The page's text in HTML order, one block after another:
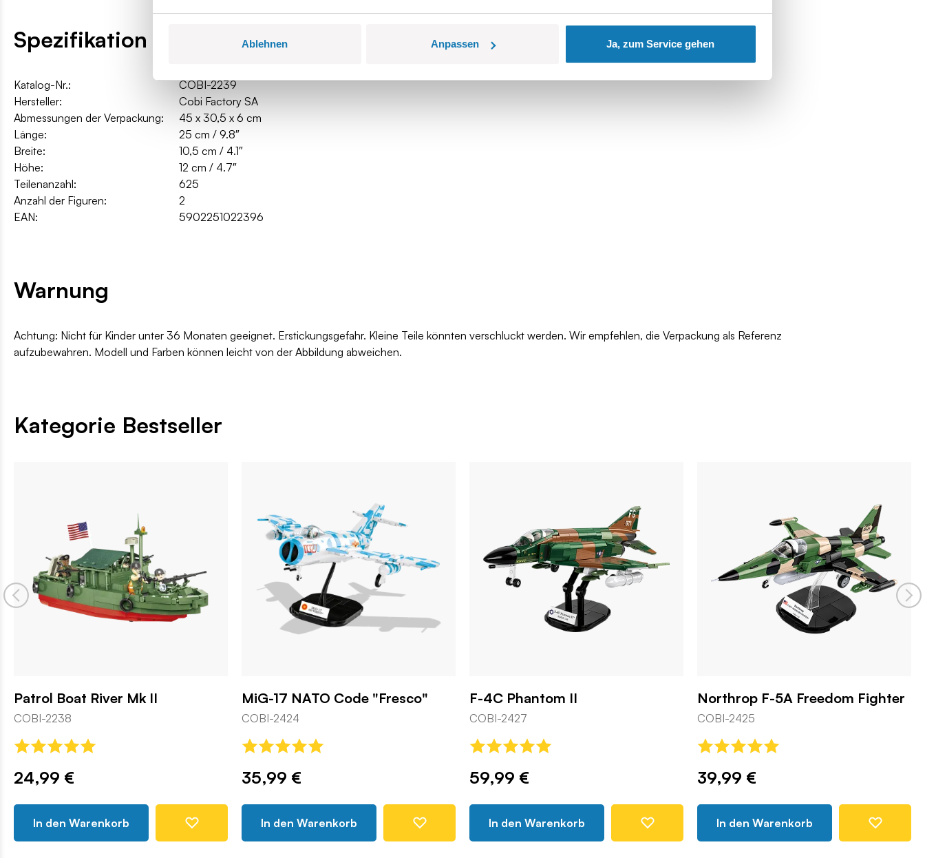
Ablehnen Anpassen Ja, zum Service gehen
Spezifikation
Katalog-Nr.:
COBI-2239
Hersteller:
Cobi Factory SA
Abmessungen der Verpackung:
45 x 30,5 x 6 cm
Länge:
25 cm / 9.8″
Breite:
10,5 cm / 4.1″
Höhe:
12 cm / 4.7″
Teilenanzahl:
625
Anzahl der Figuren:
2
EAN:
5902251022396
Warnung
Achtung: Nicht für Kinder unter 36 Monaten geeignet. Erstickungsgefahr. Kleine Teile könnten verschluckt werden. Wir empfehlen, die Verpackung als Referenz
aufzubewahren. Modell und Farben können leicht von der Abbildung abweichen.
Kategorie Bestseller
Patrol Boat River Mk II
COBI-2238
24,99 €
In den Warenkorb
MiG-17 NATO Code "Fresco"
COBI-2424
35,99 €
In den Warenkorb
F-4C Phantom II
COBI-2427
59,99 €
In den Warenkorb
Northrop F-5A Freedom Fighter
COBI-2425
39,99 €
In den Warenkorb